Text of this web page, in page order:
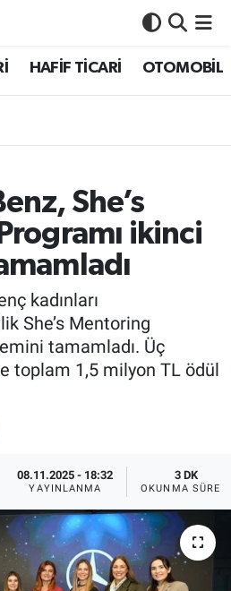
HAFİF TİCARİ OTOMOBİL
She’s
ikinci
kadınları
She’s Mentoring
tamamladı. Üç
toplam 1,5 milyon TL ödül
08.11.2025 - 18:32
YAYINLANMA
3 DK
OKUNMA SÜRESI